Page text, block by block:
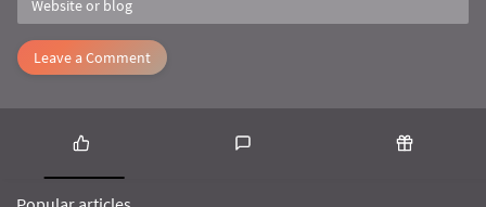
Leave a Comment
P